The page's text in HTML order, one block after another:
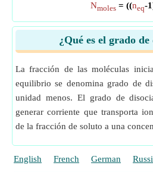
Nmoles= ((neq-
¿Qué es el grado
La fracción de las moléculas
equilibrio se denomina grado de
unidad menos. El grado de
generar corriente que transporta
de la fracción de soluto a una
English French German